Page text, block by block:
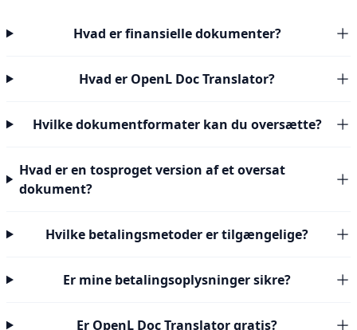
Hvad er finansielle dokumenter?
Hvad er OpenL Doc Translator?
Hvilke dokumentformater kan du oversætte?
Hvad er en tosproget version af et oversat
dokument?
Hvilke betalingsmetoder er tilgængelige?
Er mine betalingsoplysninger sikre?
Er OpenL Doc Translator gratis?